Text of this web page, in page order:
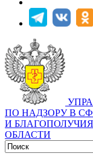
ПО НАДЗОРУ В
И
ОБЛАСТИ